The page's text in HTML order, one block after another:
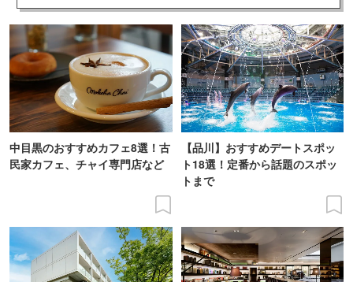
中目黒のおすすめカフェ8選！古
民家カフェ、チャイ専門店など
【品川】おすすめデートスポッ
ト18選！定番から話題のスポッ
トまで